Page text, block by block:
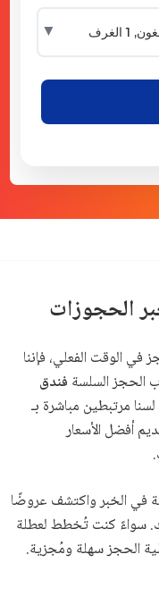
▼
الحجوزات
في الوقت الفعلي، فإننا
الحجز السلسة فندق
مرتبطين مباشرة بـ
أفضل الأسعار
في الخبر واكتشف عروضًا
سواءً كنت تُخطط لعطلة
الحجز سهلة ومُجزية.